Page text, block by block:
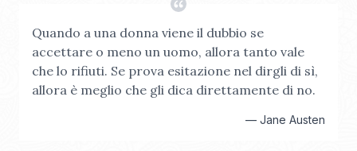
Quando a una donna viene il dubbio se
accettare o meno un uomo, allora tanto vale
che lo rifiuti. Se prova esitazione nel dirgli di sì,
allora è meglio che gli dica direttamente di no.
— Jane Austen